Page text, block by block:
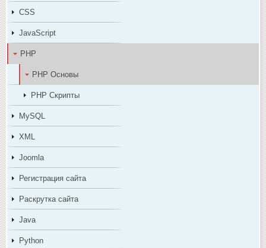
CSS
JavaScript
PHP
PHP Основы
PHP Скрипты
MySQL
XML
Joomla
Регистрация сайта
Раскрутка сайта
Java
Python